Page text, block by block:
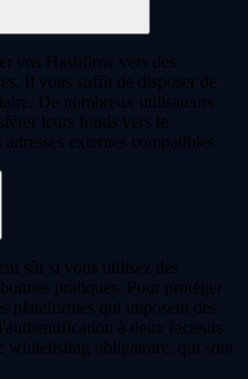
vos Hashflow vers des
Il vous suffit de disposer de
De nombreux utilisateurs
leurs fonds vers le
externes compatibles.
sûr si vous utilisez des
pratiques. Pour protéger
plateformes qui imposent des
à deux facteurs
whitelisting obligatoire, qui sont